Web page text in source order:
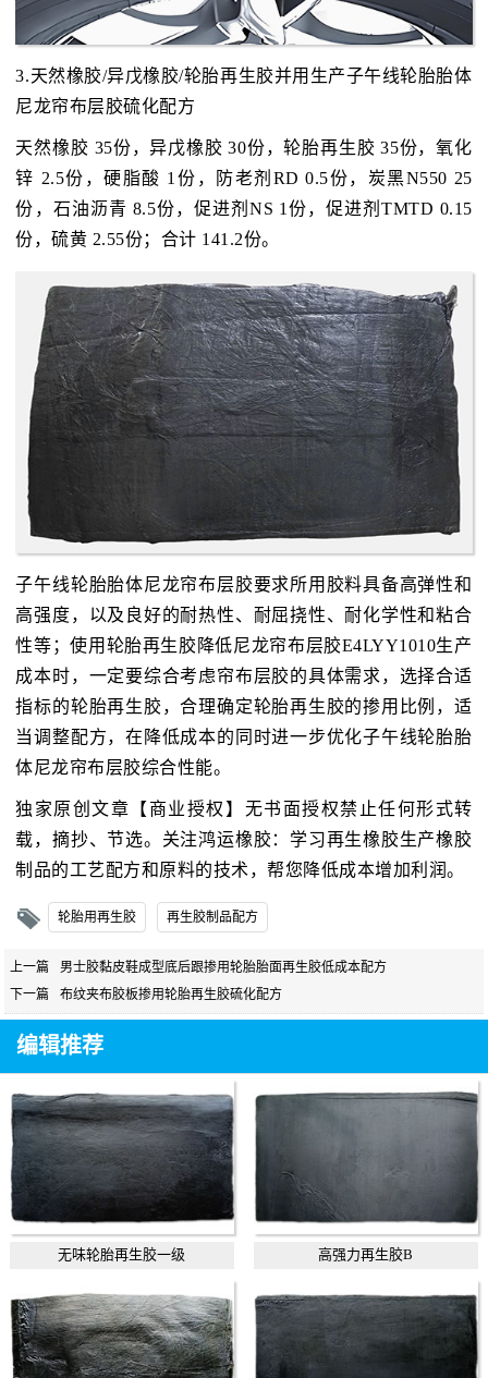
3.天然橡胶/异戊橡胶/轮胎再生胶并用生产子午线轮胎胎体
尼龙帘布层胶硫化配方
天然橡胶 35份，异戊橡胶 30份，轮胎再生胶 35份，氧化
锌 2.5份，硬脂酸 1份，防老剂RD 0.5份，炭黑N550 25
份，石油沥青 8.5份，促进剂NS 1份，促进剂TMTD 0.15
份，硫黄 2.55份；合计 141.2份。
子午线轮胎胎体尼龙帘布层胶要求所用胶料具备高弹性和
高强度，以及良好的耐热性、耐屈挠性、耐化学性和粘合
性等；使用轮胎再生胶降低尼龙帘布层胶E4LYY1010生产
成本时，一定要综合考虑帘布层胶的具体需求，选择合适
指标的轮胎再生胶，合理确定轮胎再生胶的掺用比例，适
当调整配方，在降低成本的同时进一步优化子午线轮胎胎
体尼龙帘布层胶综合性能。
独家原创文章【商业授权】无书面授权禁止任何形式转
载，摘抄、节选。关注鸿运橡胶：学习再生橡胶生产橡胶
制品的工艺配方和原料的技术，帮您降低成本增加利润。
轮胎用再生胶 再生胶制品配方
上一篇
男士胶黏皮鞋成型底后跟掺用轮胎胎面再生胶低成本配方
下一篇
布纹夹布胶板掺用轮胎再生胶硫化配方
编辑推荐
无味轮胎再生胶一级 高强力再生胶B